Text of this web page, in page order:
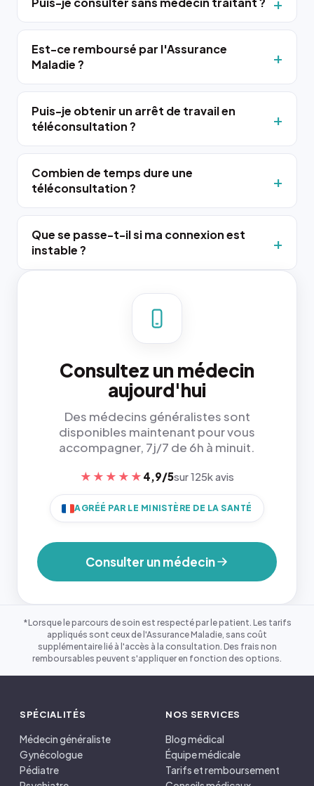
Est-ce remboursé par l'Assurance
Maladie ?
Puis-je obtenir un arrêt de travail en
téléconsultation ?
Combien de temps dure une
téléconsultation ?
Que se passe-t-il si ma connexion est
instable ?
Consultez un médecin
aujourd'hui
Des médecins généralistes sont
disponibles maintenant pour vous
accompagner, 7j/7 de 6h à minuit.
★★★★★ 4,9/5sur 125k avis
AGRÉÉ PAR LE MINISTÈRE DE LA SANTÉ
Consulter un médecin
*Lorsque le parcours de soin est respecté par le patient. Les tarifs
appliqués sont ceux de l'Assurance Maladie, sans coût
supplémentaire lié à l'accès à la consultation. Des frais non
remboursables peuvent s'appliquer en fonction des options.
SPÉCIALITÉS
Médecin généraliste
Gynécologue
Pédiatre
NOS SERVICES
Blog médical
Équipe médicale
Tarifs et remboursement